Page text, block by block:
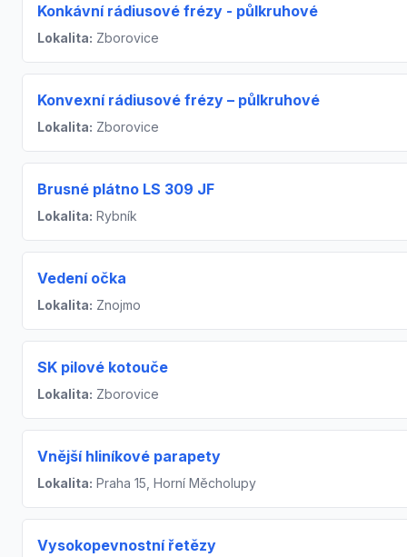
Konkávní rádiusové frézy - půlkruhové
Lokalita: Zborovice
Konvexní rádiusové frézy – půlkruhové
Lokalita: Zborovice
Brusné plátno LS 309 JF
Lokalita: Rybník
Vedení očka
Lokalita: Znojmo
SK pilové kotouče
Lokalita: Zborovice
Vnější hliníkové parapety
Lokalita: Praha 15, Horní Měcholupy
Vysokopevnostní řetězy